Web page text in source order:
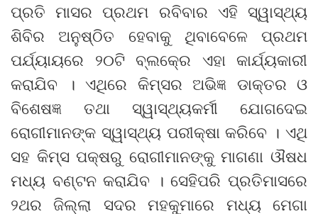
ପ୍ରତି ମାସର ପ୍ରଥମ ରବିବାର ଏହି ସ୍ୱାସ୍ଥ୍ୟ
ଶିବିର ଅନୁଷ୍ଠିତ ହେବାକୁ ଥିବାବେଳେ ପ୍ରଥମ
ପର୍ଯ୍ୟାୟରେ ୨୦ଟି ବ୍ଲକ୍‍ରେ ଏହା କାର୍ଯ୍ୟକାରୀ
କରାଯିବ । ଏଥିରେ କିମ୍‍ସର ଅଭିଜ୍ଞ ଡାକ୍ତର ଓ
ବିଶେଷଜ୍ଞ ତଥା ସ୍ୱାସ୍ଥ୍ୟକର୍ମୀ ଯୋଗଦେଇ
ରୋଗୀମାନଙ୍କ ସ୍ୱାସ୍ଥ୍ୟ ପରୀକ୍ଷା କରିବେ । ଏଥି
ସହ କିମ୍‍ସ ପକ୍ଷରୁ ରୋଗୀମାନଙ୍କୁ ମାଗଣା ଔଷଧ
ମଧ୍ୟ ବଣ୍ଟନ କରାଯିବ । ସେହିପରି ପ୍ରତିମାସରେ
୨ଥର ଜିଲ୍ଲା ସଦର ମହକୁମାରେ ମଧ୍ୟ ମେଗା